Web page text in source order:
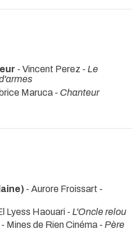
- Vincent Perez - Le
Maruca - Chanteur
- Aurore Froissart -
Lyess Haouari - L'Oncle relou
- Mines de Rien Cinéma - Père